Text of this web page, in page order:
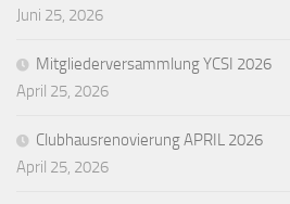
Juni 25, 2026
Mitgliederversammlung YCSI 2026
April 25, 2026
Clubhausrenovierung APRIL 2026
April 25, 2026